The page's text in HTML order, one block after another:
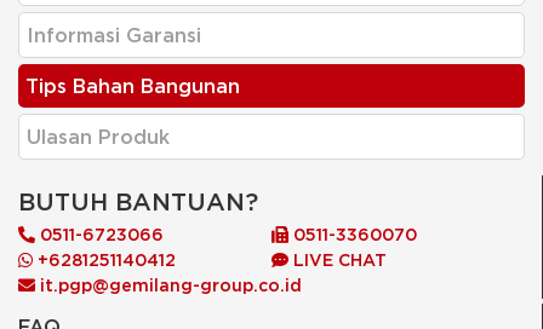
Informasi Garansi
Tips Bahan Bangunan
Ulasan Produk
BUTUH BANTUAN?
0511-6723066
0511-3360070
+6281251140412
LIVE CHAT
it.pgp@gemilang-group.co.id